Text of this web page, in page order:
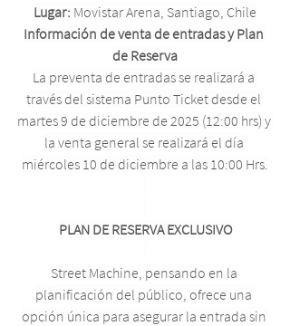
Lugar: Movistar Arena, Santiago, Chile
Información de venta de entradas y Plan
de Reserva
La preventa de entradas se realizará a
través del sistema Punto Ticket desde el
martes 9 de diciembre de 2025 (12:00 hrs) y
la venta general se realizará el día
miércoles 10 de diciembre a las 10:00 Hrs.
PLAN DE RESERVA EXCLUSIVO
Street Machine, pensando en la
planificación del público, ofrece una
opción única para asegurar la entrada sin